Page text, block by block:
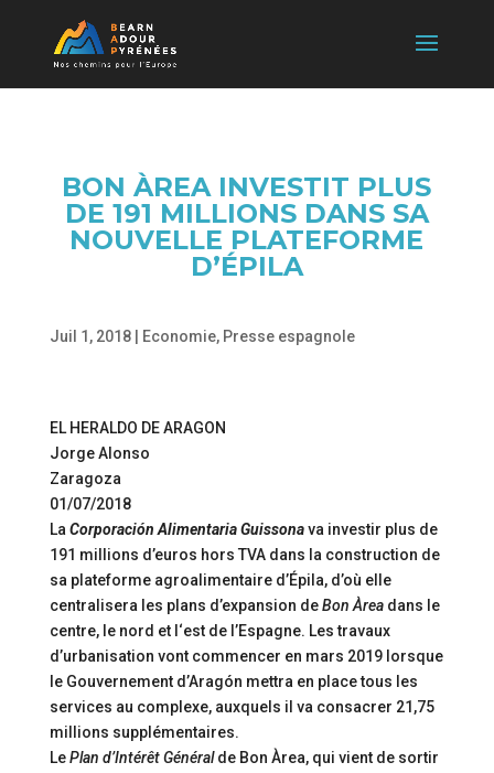
BON ÀREA INVESTIT PLUS
DE 191 MILLIONS DANS SA
NOUVELLE PLATEFORME
D’ÉPILA
Juil 1, 2018| Economie, Presse espagnole
EL HERALDO DE ARAGON
Jorge Alonso
Zaragoza
01/07/2018
La Corporación Alimentaria Guissonava investir plus de
191 millions d’euros hors TVA dans la construction de
sa plateforme agroalimentaire d’Épila, d’où elle
centralisera les plans d’expansion deBon Àreadans le
centre, le nord et l‘est de l’Espagne. Les travaux
d’urbanisation vont commencer en mars 2019 lorsque
le Gouvernement d’Aragón mettra en place tous les
services au complexe, auxquels il va consacrer 21,75
millions supplémentaires.
LePlan d’Intérêt Généralde Bon Àrea, qui vient de sortir